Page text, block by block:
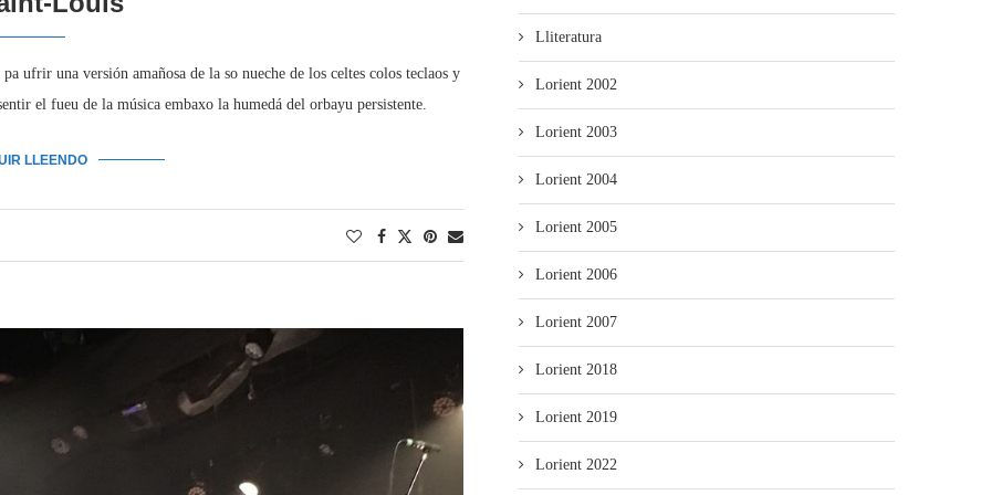
ufrir una versión amañosa de la so nueche de los celtes colos teclaos y
el fueu de la música embaxo la humedá del orbayu persistente.
LLEENDO
Lliteratura
Lorient 2002
Lorient 2003
Lorient 2004
Lorient 2005
Lorient 2006
Lorient 2007
Lorient 2018
Lorient 2019
Lorient 2022